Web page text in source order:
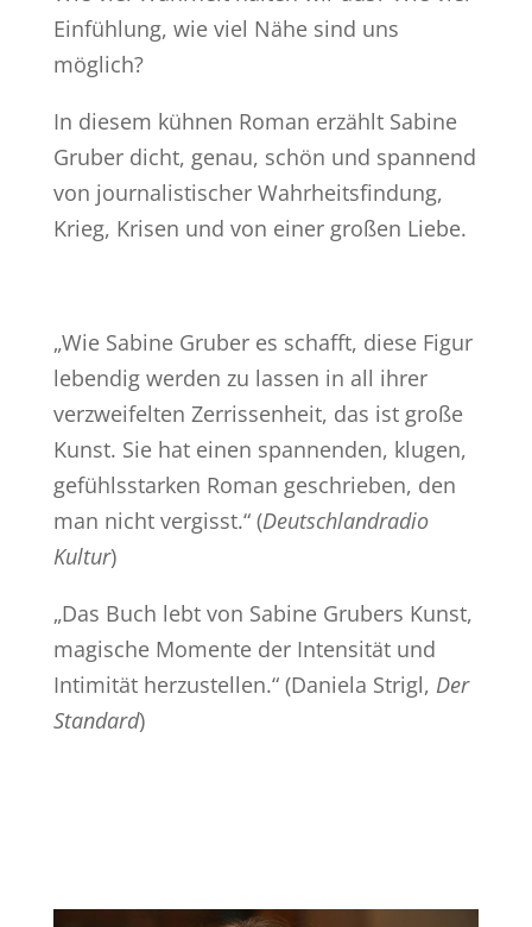
Einfühlung, wie viel Nähe sind uns
möglich?
In diesem kühnen Roman erzählt Sabine
Gruber dicht, genau, schön und spannend
von journalistischer Wahrheitsfindung,
Krieg, Krisen und von einer großen Liebe.
„Wie Sabine Gruber es schafft, diese Figur
lebendig werden zu lassen in all ihrer
verzweifelten Zerrissenheit, das ist große
Kunst. Sie hat einen spannenden, klugen,
gefühlsstarken Roman geschrieben, den
man nicht vergisst.“ (Deutschlandradio
Kultur)
„Das Buch lebt von Sabine Grubers Kunst,
magische Momente der Intensität und
Intimität herzustellen.“ (Daniela Strigl, Der
Standard)